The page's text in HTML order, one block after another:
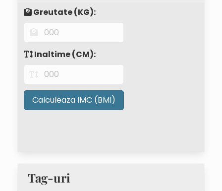
Greutate (KG):
Inaltime (CM):
Calculeaza IMC (BMI)
Tag-uri